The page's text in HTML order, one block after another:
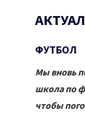
ФУТБОЛ
Мы вновь
школа по
чтобы